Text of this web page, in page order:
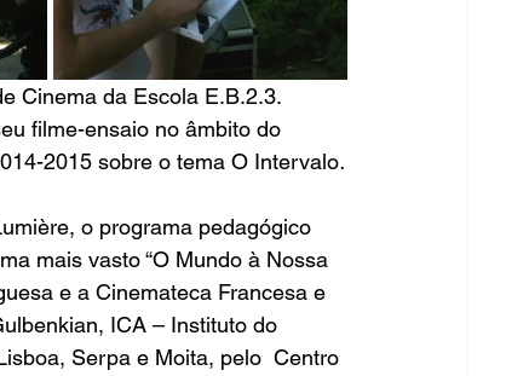
Cinema da Escola E.B.2.3.
filme-ensaio no âmbito do
2015 sobre o tema O Intervalo.
, o programa pedagógico
mais vasto “O Mundo à Nossa
e a Cinemateca Francesa e
, ICA – Instituto do
, Serpa e Moita, pelo  Centro